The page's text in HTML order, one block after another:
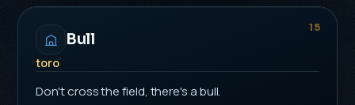
15
Bull
toro
Don't cross the field, there's a bull.